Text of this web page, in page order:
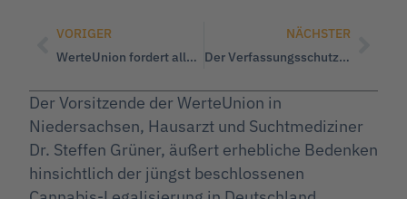
VORIGER
WerteUnion fordert allgemeine Steuersenkung
NÄCHSTER
Der Verfassungsschutz Niedersachsen verletzt seinen gesetzlichen Auftrag!
Der Vorsitzende der WerteUnion in
Niedersachsen, Hausarzt und Suchtmediziner
Dr. Steffen Grüner, äußert erhebliche Bedenken
hinsichtlich der jüngst beschlossenen